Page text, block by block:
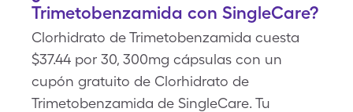
Trimetobenzamida con SingleCare?
Clorhidrato de Trimetobenzamida cuesta
$37.44 por 30, 300mg cápsulas con un
cupón gratuito de Clorhidrato de
Trimetobenzamida de SingleCare. Tu